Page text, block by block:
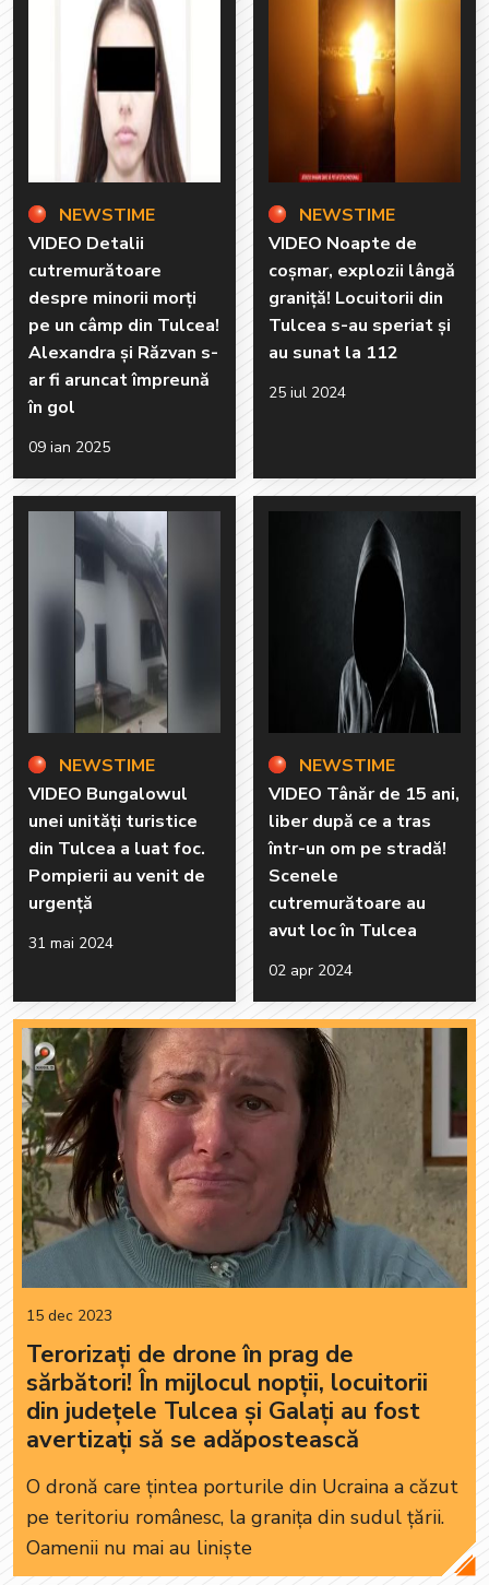
NEWSTIME
VIDEO Detalii
cutremurătoare
despre minorii morți
pe un câmp din Tulcea!
Alexandra și Răzvan s-
ar fi aruncat împreună
în gol
09 ian 2025
NEWSTIME
VIDEO Noapte de
coșmar, explozii lângă
graniță! Locuitorii din
Tulcea s-au speriat și
au sunat la 112
25 iul 2024
NEWSTIME
VIDEO Bungalowul
unei unități turistice
din Tulcea a luat foc.
Pompierii au venit de
urgență
31 mai 2024
NEWSTIME
VIDEO Tânăr de 15 ani,
liber după ce a tras
într-un om pe stradă!
Scenele
cutremurătoare au
avut loc în Tulcea
02 apr 2024
15 dec 2023
Terorizați de drone în prag de
sărbători! În mijlocul nopții, locuitorii
din județele Tulcea și Galați au fost
avertizați să se adăpostească
O dronă care țintea porturile din Ucraina a căzut
pe teritoriu românesc, la granița din sudul țării.
Oamenii nu mai au liniște